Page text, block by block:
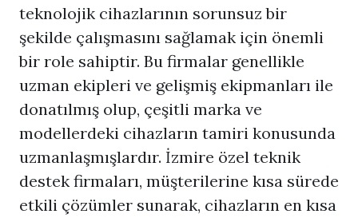
teknolojik cihazlarının sorunsuz bir
şekilde çalışmasını sağlamak için önemli
bir role sahiptir. Bu firmalar genellikle
uzman ekipleri ve gelişmiş ekipmanları ile
donatılmış olup, çeşitli marka ve
modellerdeki cihazların tamiri konusunda
uzmanlaşmışlardır. İzmire özel teknik
destek firmaları, müşterilerine kısa sürede
etkili çözümler sunarak, cihazların en kısa